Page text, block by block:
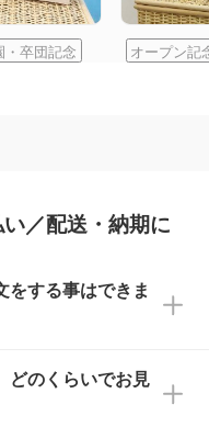
・卒団記念 オープン記
／配送・納期に
をする事はできま
にて『ゲストの
うえ、ご依頼く
どのくらいでお見